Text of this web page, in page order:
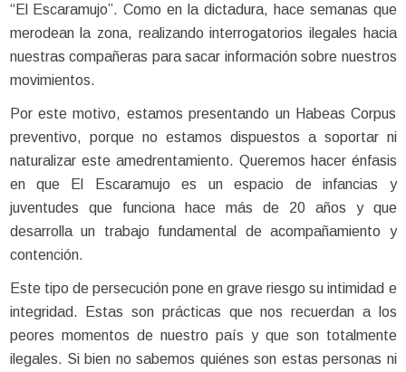
“El Escaramujo”. Como en la dictadura, hace semanas que
merodean la zona, realizando interrogatorios ilegales hacia
nuestras compañeras para sacar información sobre nuestros
movimientos.
Por este motivo, estamos presentando un Habeas Corpus
preventivo, porque no estamos dispuestos a soportar ni
naturalizar este amedrentamiento. Queremos hacer énfasis
en que El Escaramujo es un espacio de infancias y
juventudes que funciona hace más de 20 años y que
desarrolla un trabajo fundamental de acompañamiento y
contención.
Este tipo de persecución pone en grave riesgo su intimidad e
integridad. Estas son prácticas que nos recuerdan a los
peores momentos de nuestro país y que son totalmente
ilegales. Si bien no sabemos quiénes son estas personas ni